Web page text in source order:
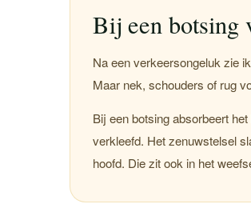
Bij een botsing
Na een verkeersongeluk zie
Maar nek, schouders of rug
Bij een botsing absorbeert
verkleefd. Het zenuwstelsel
hoofd. Die zit ook in het